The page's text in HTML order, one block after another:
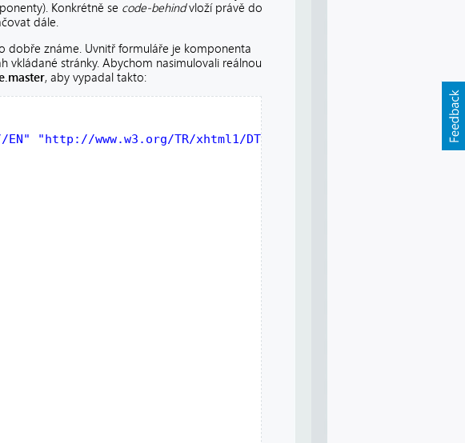
Konkrétně se code-behindvloží právě do
dále.
dobře známe. Uvnitř formuláře je komponenta
vkládané stránky. Abychom nasimulovali reálnou
, aby vypadal takto:
EN"
"http://www.w3.org/TR/xhtml1/DTD/xhtml1-transitional.dtd">